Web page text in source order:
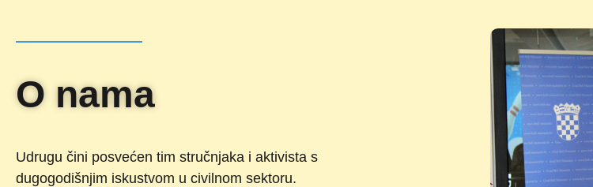
O nama
Udrugu čini posvećen tim stručnjaka i aktivista s
dugogodišnjim iskustvom u civilnom sektoru.